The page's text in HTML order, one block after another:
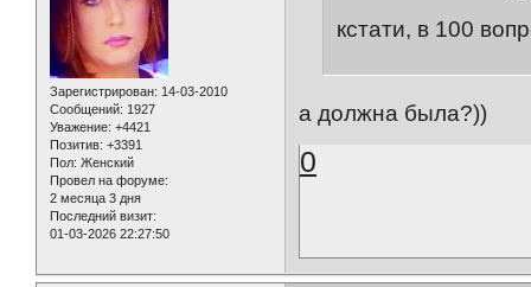
Зарегистрирован: 14-03-2010
Сообщений: 1927
Уважение: +4421
Позитив: +3391
Пол: Женский
Провел на форуме:
2 месяца 3 дня
Последний визит:
01-03-2026 22:27:50
кстати, в 100
а должна была?))
0